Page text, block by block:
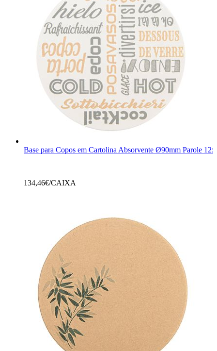
Base para Copos em Cartolina Absorvente Ø90mm Parole
134,46€/CAIXA